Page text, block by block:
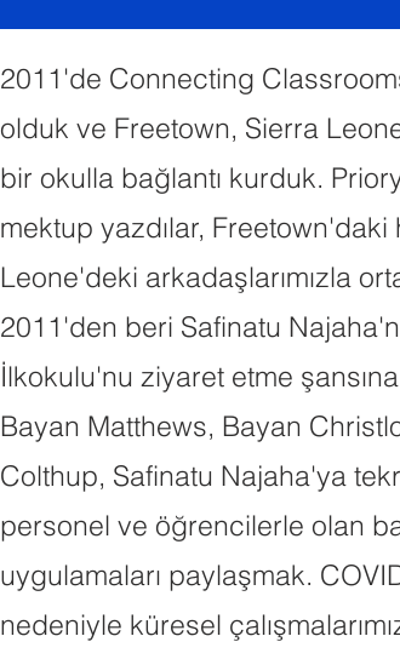
2011'de Connecting
olduk ve Freetown, Sierra
bir okulla bağlantı kurduk.
mektup yazdılar,
Leone'deki arkadaşlarımızla
2011'den beri Safinatu
İlkokulu'nu ziyaret etme
Bayan Matthews, Bayan
Colthup, Safinatu Najaha'ya
personel ve öğrencilerle olan
uygulamaları paylaşmak.
nedeniyle küresel